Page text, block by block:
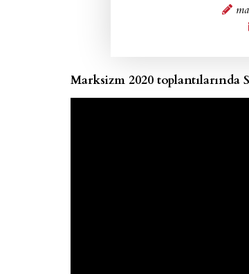
Marksizm 2020 toplantılarında